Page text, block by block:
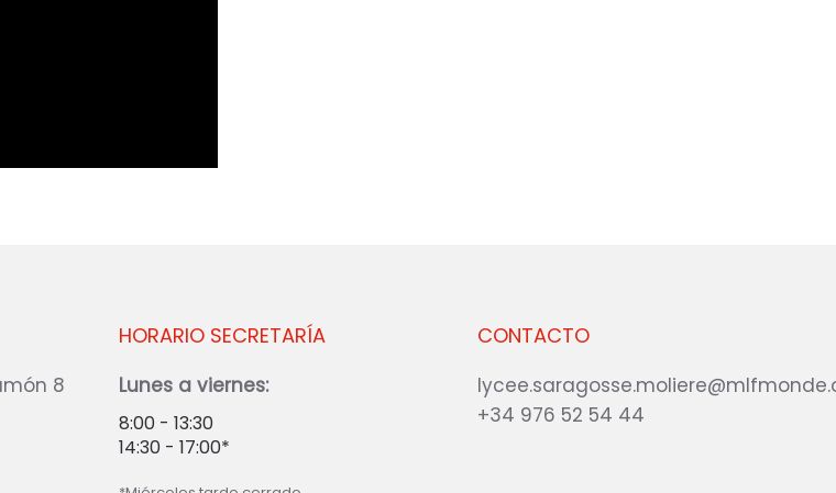
8
CONTACTO
+34 976 52 54 44
HORARIO SECRETARÍA
Lunes a viernes:
8:00 - 13:30
14:30 - 17:00*